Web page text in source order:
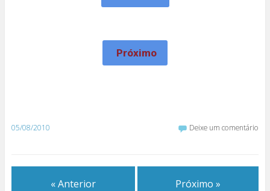
Próximo
05/08/2010 Deixe um comentário
« Anterior Próximo »